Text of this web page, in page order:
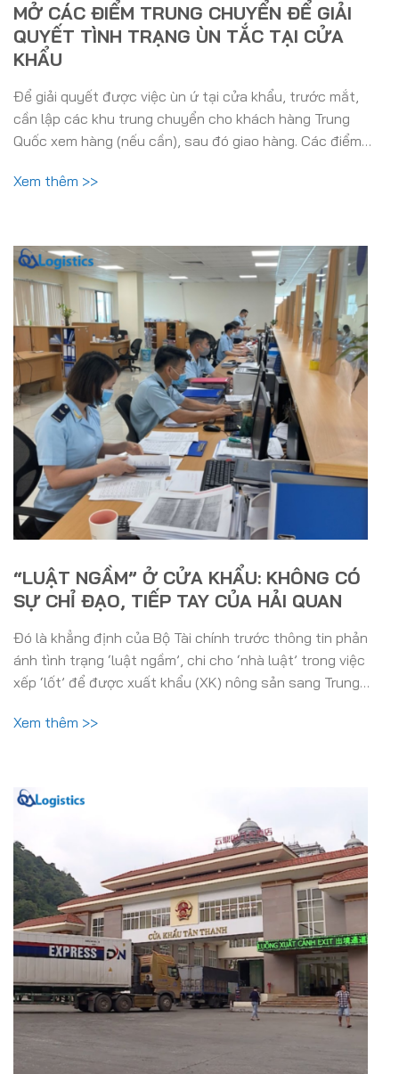
MỞ CÁC ĐIỂM TRUNG CHUYỂN ĐỂ GIẢI
QUYẾT TÌNH TRẠNG ÙN TẮC TẠI CỬA
KHẨU
Để giải quyết được việc ùn ứ tại cửa khẩu, trước mắt,
cần lập các khu trung chuyển cho khách hàng Trung
Quốc xem hàng (nếu cần), sau đó giao hàng. Các điểm…
Xem thêm >>
“LUẬT NGẦM” Ở CỬA KHẨU: KHÔNG CÓ
SỰ CHỈ ĐẠO, TIẾP TAY CỦA HẢI QUAN
Đó là khẳng định của Bộ Tài chính trước thông tin phản
ánh tình trạng ‘luật ngầm’, chi cho ‘nhà luật’ trong việc
xếp ‘lốt’ để được xuất khẩu (XK) nông sản sang Trung…
Xem thêm >>